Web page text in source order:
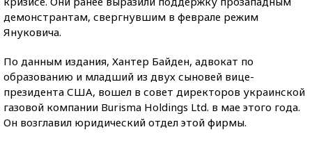
демонстрантам, свергнувшим в феврале режим
Януковича.
По данным издания, Хантер Байден, адвокат по
образованию и младший из двух сыновей вице-
президента США, вошел в совет директоров украинской
газовой компании Burisma Holdings Ltd. в мае этого года.
Он возглавил юридический отдел этой фирмы.